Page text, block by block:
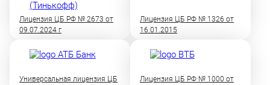
Лицензия ЦБ РФ № 2673 от
09.07.2024 г
Лицензия ЦБ РФ № 1326 от
16.01.2015
Универсальная лицензия ЦБ
Лицензия ЦБ РФ № 1000 от